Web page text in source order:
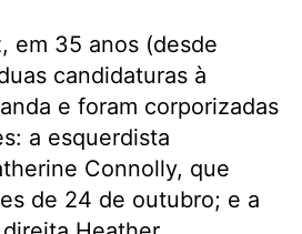
em 35 anos (desde
candidaturas à
e foram corporizadas
a esquerdista
Connolly, que
de 24 de outubro; e a